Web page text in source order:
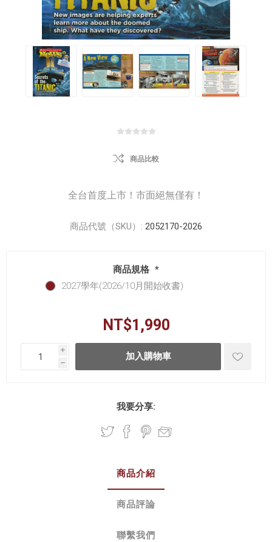
商品比較
全台首度上市！市面絕無僅有！
商品代號（SKU）: 2052170-2026
商品規格 *
2027學年(2026/10月開始收書)
NT$1,990
i
h
我要分享:
商品介紹
商品評論
聯繫我們